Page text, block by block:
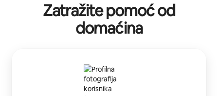
Zatražite pomoć od
domaćina